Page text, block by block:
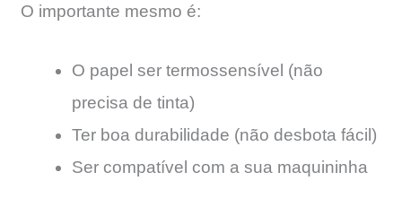
O importante mesmo é:
O papel ser termossensível (não
precisa de tinta)
Ter boa durabilidade (não desbota fácil)
Ser compatível com a sua maquininha